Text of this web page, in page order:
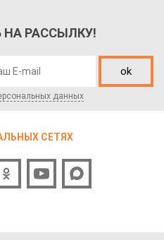
РАССЫЛКУ!
ok
данных
СЕТЯХ